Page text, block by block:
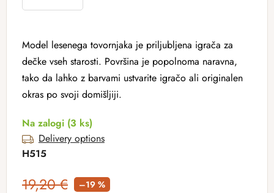
Model lesenega tovornjaka je priljubljena igrača za
dečke vseh starosti. Površina je popolnoma naravna,
tako da lahko z barvami ustvarite igračo ali originalen
okras po svoji domišljiji.
Na zalogi (3 ks)
Delivery options
H515
19,20 € –19 %